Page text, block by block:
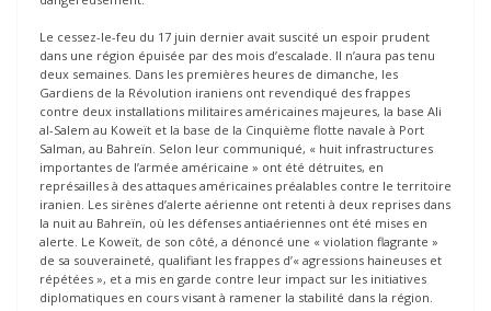
Le cessez-le-feu du 17 juin dernier avait suscité un espoir prudent
dans une région épuisée par des mois d’escalade. Il n’aura pas tenu
deux semaines. Dans les premières heures de dimanche, les
Gardiens de la Révolution iraniens ont revendiqué des frappes
contre deux installations militaires américaines majeures, la base Ali
al-Salem au Koweït et la base de la Cinquième flotte navale à Port
Salman, au Bahreïn. Selon leur communiqué, « huit infrastructures
importantes de l’armée américaine » ont été détruites, en
représailles à des attaques américaines préalables contre le territoire
iranien. Les sirènes d’alerte aérienne ont retenti à deux reprises dans
la nuit au Bahreïn, où les défenses antiaériennes ont été mises en
alerte. Le Koweït, de son côté, a dénoncé une « violation flagrante »
de sa souveraineté, qualifiant les frappes d’« agressions haineuses et
répétées », et a mis en garde contre leur impact sur les initiatives
diplomatiques en cours visant à ramener la stabilité dans la région.